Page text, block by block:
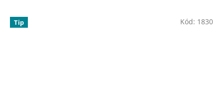
Tip Kód: 1830